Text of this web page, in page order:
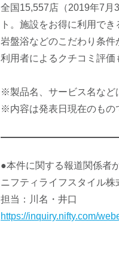
全国15,557店（2019年7月
ト。施設をお得に利用で
岩盤浴などのこだわり条
利用者によるクチコミ評価
※製品名、サービス名など
※内容は発表日現在のもの
●本件に関する報道関係者
ニフティライフスタイル株
担当：川名・井口
https://inquiry.nifty.com/